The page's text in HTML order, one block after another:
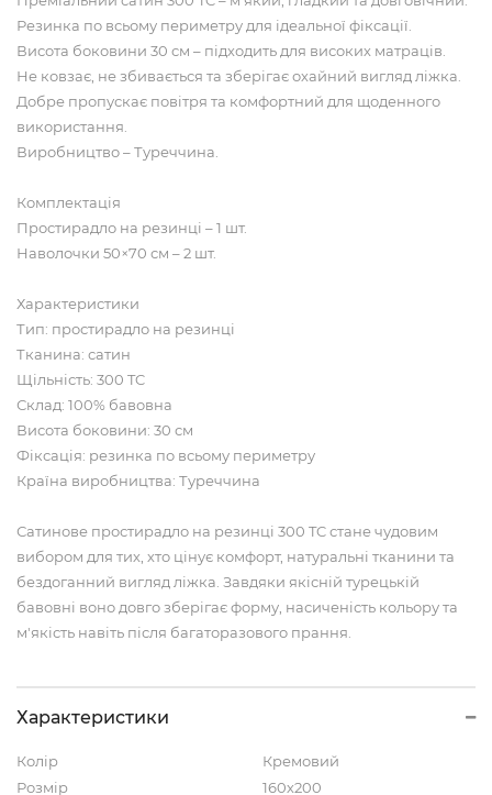
Резинка по всьому периметру для ідеальної фіксації.
Висота боковини 30 см – підходить для високих матраців.
Не ковзає, не збивається та зберігає охайний вигляд ліжка.
Добре пропускає повітря та комфортний для щоденного
використання.
Виробництво – Туреччина.
Комплектація
Простирадло на резинці – 1 шт.
Наволочки 50×70 см – 2 шт.
Характеристики
Тип: простирадло на резинці
Тканина: сатин
Щільність: 300 TC
Склад: 100% бавовна
Висота боковини: 30 см
Фіксація: резинка по всьому периметру
Країна виробництва: Туреччина
Сатинове простирадло на резинці 300 TC стане чудовим
вибором для тих, хто цінує комфорт, натуральні тканини та
бездоганний вигляд ліжка. Завдяки якісній турецькій
бавовні воно довго зберігає форму, насиченість кольору та
м'якість навіть після багаторазового прання.
Характеристики
Колір
Кремовий
Розмір
160х200